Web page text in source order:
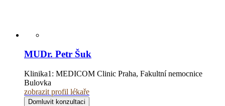
MUDr. Petr Šuk
Klinika1: MEDICOM Clinic Praha, Fakultní nemocnice
Bulovka
zobrazit profil lékaře
Domluvit konzultaci